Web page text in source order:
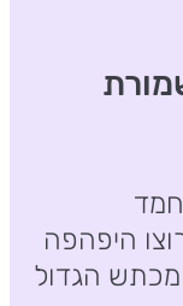
היפהפה
הגדול